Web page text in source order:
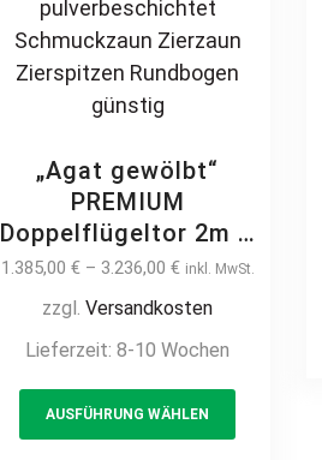
„Agat gewölbt“
PREMIUM
Doppelflügeltor 2m –
6m manuell /
elektrisch auf Maß
Doppeltor Flügeltor
Hoftor Einfahrtstor
vertikale Profile
Stabfüllung
1.385,00 €– 3.236,00 € inkl. MwSt.
zzgl.Versandkosten
Lieferzeit:8-10 Wochen
AUSFÜHRUNG WÄHLEN
This